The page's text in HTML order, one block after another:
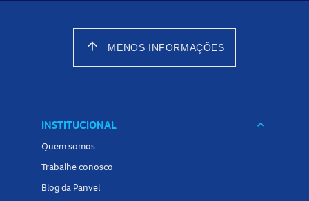
arrow_upward MENOS INFORMAÇÕES
INSTITUCIONAL keyboard_arrow_down
Quem somos
Trabalhe conosco
Blog da Panvel